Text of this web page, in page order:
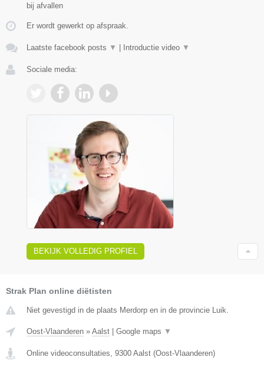
bij afvallen
Er wordt gewerkt op afspraak.
Laatste facebook posts ▼ | Introductie video ▼
Sociale media:
BEKIJK VOLLEDIG PROFIEL
Strak Plan online diëtisten
Niet gevestigd in de plaats Merdorp en in de provincie Luik.
Oost-Vlaanderen » Aalst Google maps ▼
Online videoconsultaties, 9300 Aalst (Oost-Vlaanderen)